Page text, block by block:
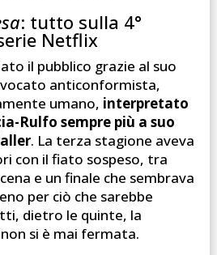
: tutto sulla 4°
Netflix
il pubblico grazie al suo
anticonformista,
umano, interpretato
Rulfo sempre più a suo
. La terza stagione aveva
con il fiato sospeso, tra
e un finale che sembrava
per ciò che sarebbe
dietro le quinte, la
si è mai fermata.